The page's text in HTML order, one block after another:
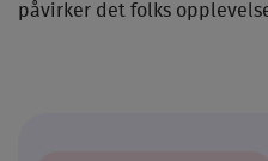
påvirker det folks